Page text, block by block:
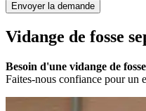
Envoyer la demande
Vidange de fosse
Besoin d'une vidange de
Faites-nous confiance pour un